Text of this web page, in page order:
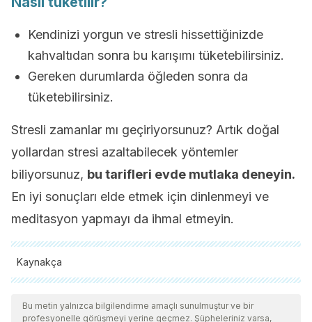
Kendinizi yorgun ve stresli hissettiğinizde
kahvaltıdan sonra bu karışımı tüketebilirsiniz.
Gereken durumlarda öğleden sonra da
tüketebilirsiniz.
Stresli zamanlar mı geçiriyorsunuz? Artık doğal
yollardan stresi azaltabilecek yöntemler
biliyorsunuz, bu tarifleri evde mutlaka deneyin.
En iyi sonuçları elde etmek için dinlenmeyi ve
meditasyon yapmayı da ihmal etmeyin.
Kaynakça
Tüm alıntı yapılan kaynaklar, kalitelerini, güvenilirliklerini,
güncelliklerini ve geçerliliklerini sağlamak için ekibimiz
Bu metin yalnızca bilgilendirme amaçlı sunulmuştur ve bir
profesyonelle görüşmeyi yerine geçmez. Şüpheleriniz varsa,